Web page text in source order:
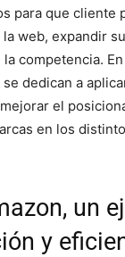
para que cliente
la web, expandir
competencia.
se dedican a
el
en los
un
y